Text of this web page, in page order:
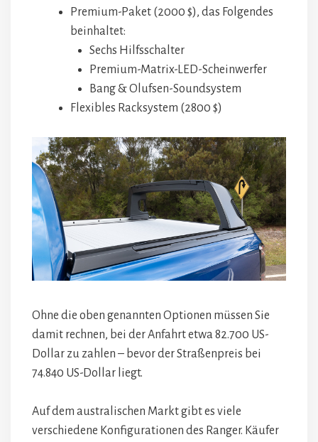
Premium-Paket (2000 $), das Folgendes
beinhaltet:
Sechs Hilfsschalter
Premium-Matrix-LED-Scheinwerfer
Bang & Olufsen-Soundsystem
Flexibles Racksystem (2800 $)
Ohne die oben genannten Optionen müssen Sie
damit rechnen, bei der Anfahrt etwa 82.700 US-
Dollar zu zahlen – bevor der Straßenpreis bei
74.840 US-Dollar liegt.
Auf dem australischen Markt gibt es viele
verschiedene Konfigurationen des Ranger. Käufer